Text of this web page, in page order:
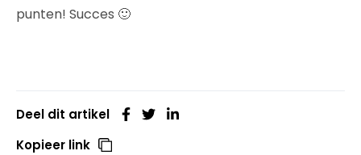
punten! Succes 🙂
Deel dit artikel
Kopieer link